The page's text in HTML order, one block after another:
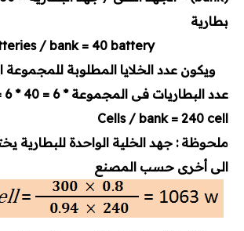
بطارية
/ bank = 40 battery
عدد البطاريات فى المجموعة * 6 = 40 * 6 = 240 خلية
Cells / bank = 240 cell
ملحوظة : جهد الخلية الواحدة للبطارية
الى أخرى حسب المصنع